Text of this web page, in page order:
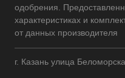
одобрения.
характеристиках и
от данных производителя
г. Казань улица